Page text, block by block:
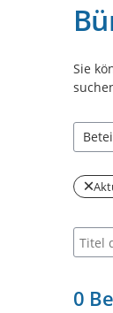
Sie
0